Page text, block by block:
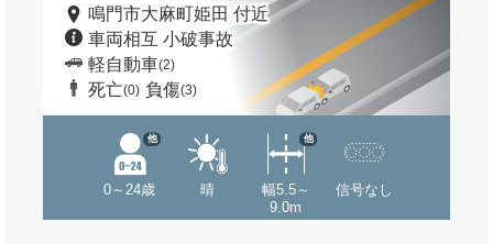
鳴門市大麻町姫田 付近
車両相互 小破事故
軽自動車(2)
死亡(0) 負傷(3)
0～24歳
他
晴
幅5.5～
9.0m
他
信号なし